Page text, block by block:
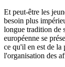
Et peut-être les
besoin plus
longue tradition de
européenne se
ce qu'il en est de la
l'organisation des